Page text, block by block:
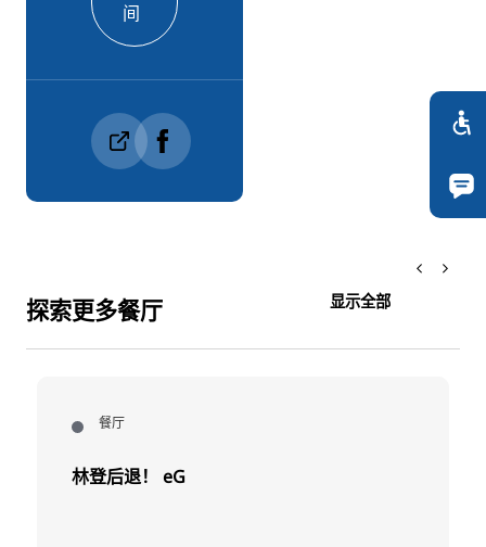
间
探索更多餐厅 显示全部
餐厅
林登后退！ eG